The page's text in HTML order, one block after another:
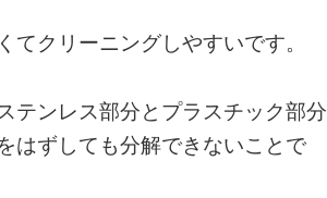
クリーニングしやすいです。
テンレス部分とプラスチック部分
はずしても分解できないことで